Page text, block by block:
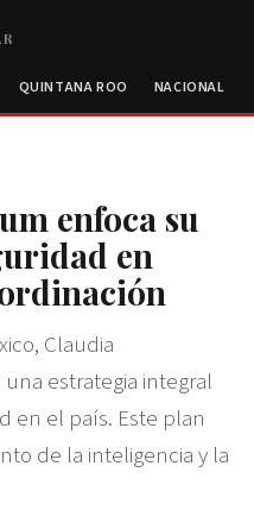
QUINTANA ROO NACIONAL
enfoca su
en
Claudia
estrategia integral
en el país. Este plan
de la inteligencia y la